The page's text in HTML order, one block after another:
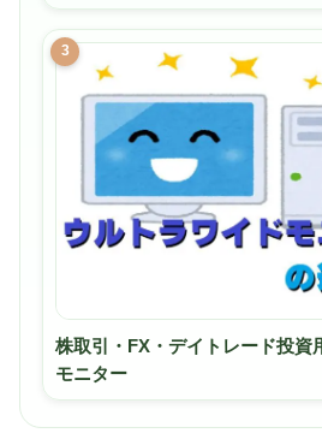
3
株取引・FX・デイトレード投資
モニター